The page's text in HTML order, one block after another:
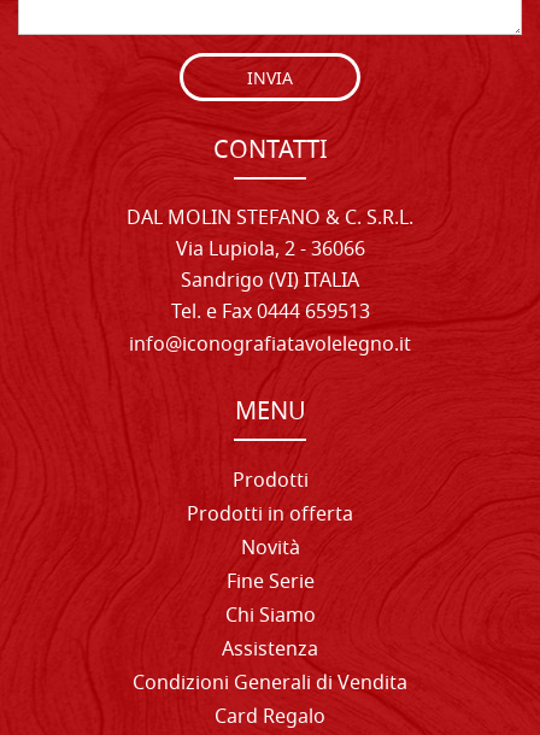
INVIA
CONTATTI
DAL MOLIN STEFANO & C. S.R.L.
Via Lupiola, 2 - 36066
Sandrigo (VI) ITALIA
Tel. e Fax 0444 659513
info@iconografiatavolelegno.it
MENU
Prodotti
Prodotti in offerta
Novità
Fine Serie
Chi Siamo
Assistenza
Condizioni Generali di Vendita
Card Regalo